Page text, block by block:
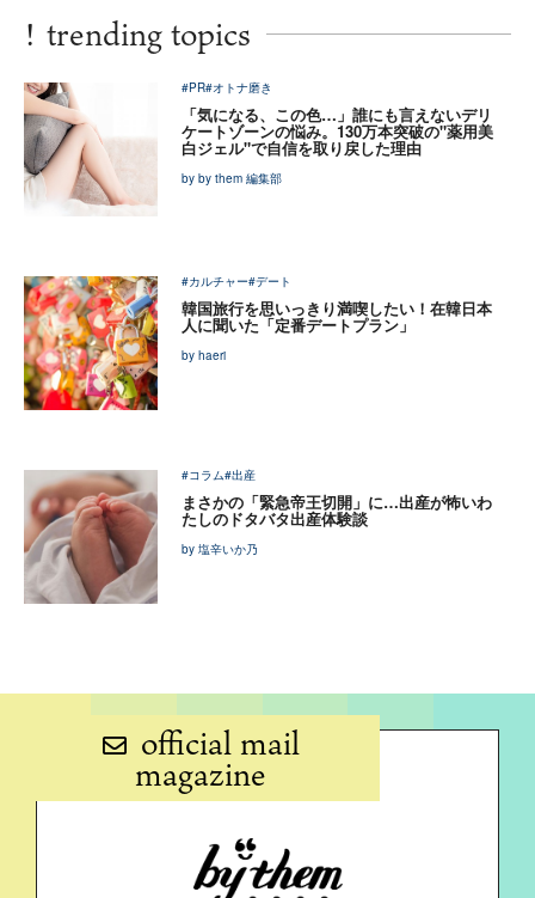
! trending topics
#PR#オトナ磨き
「気になる、この色…」誰にも言えないデリ
ケートゾーンの悩み。130万本突破の"薬用美
白ジェル"で自信を取り戻した理由
by by them 編集部
#カルチャー#デート
韓国旅行を思いっきり満喫したい！在韓日本
人に聞いた「定番デートプラン」
by haeri
#コラム#出産
まさかの「緊急帝王切開」に…出産が怖いわ
たしのドタバタ出産体験談
by 塩辛いか乃
official mail
magazine